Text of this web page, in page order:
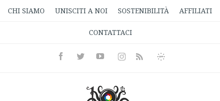
CHI SIAMO UNISCITI A NOI SOSTENIBILITÀ AFFILIATI
CONTATTACI
FacebookTwitterYoutubeInstagramRss
Informativa